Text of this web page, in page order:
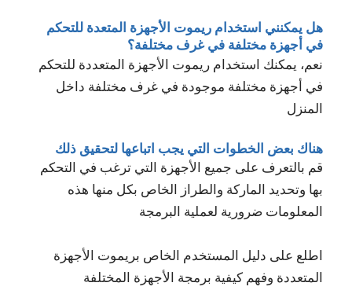
هل يمكنني استخدام ريموت الأجهزة المتعدة للتحكم
في أجهزة مختلفة في غرف مختلفة؟
نعم، يمكنك استخدام ريموت الأجهزة المتعددة للتحكم
في أجهزة مختلفة موجودة في غرف مختلفة داخل
المنزل
هناك بعض الخطوات التي يجب اتباعها لتحقيق ذلك
قم بالتعرف على جميع الأجهزة التي ترغب في التحكم
بها وتحديد الماركة والطراز الخاص بكل منها هذه
المعلومات ضرورية لعملية البرمجة
اطلع على دليل المستخدم الخاص بريموت الأجهزة
المتعددة وفهم كيفية برمجة الأجهزة المختلفة